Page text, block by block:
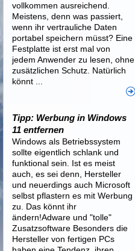
vollkommen ausreichend.
Meistens, denn was passiert,
wenn ihr vertrauliche Daten
portabel speichern müsst? Eine
Festplatte ist erst mal von
jedem Anwender zu lesen, ohne
zusätzlichen Schutz. Natürlich
könnt ...
Tipp: Werbung in Windows
11 entfernen
Windows als Betriebssystem
sollte eigentlich schlank und
funktional sein. Ist es meist
auch, es sei denn, Hersteller
und neuerdings auch Microsoft
selbst pflastern es mit Werbung
zu. Das könnt ihr
ändern!Adware und "tolle"
Zusatzsoftware Besonders die
Hersteller von fertigen PCs